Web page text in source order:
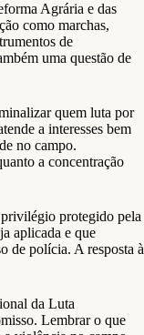
Agrária e das
como marchas,
de
uma questão de
quem luta por
a interesses bem
no campo.
a concentração
protegido pela
aplicada e que
de polícia. A resposta à
da Luta
Lembrar o que